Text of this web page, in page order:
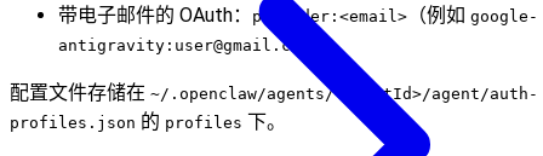
带电子邮件的 OAuth：
provider:<email> （例如 google-
antigravity: user@gmail.com ）。
配置文件存储在 ~/.openclaw/agents/<agentId>/agent/auth-
profiles.json 的 profiles 下。